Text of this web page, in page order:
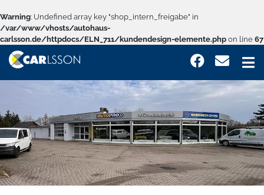
Warning: Undefined array key "shop_intern_freigabe" in
/var/www/vhosts/autohaus-
carlsson.de/httpdocs/ELN_711/kundendesign-elemente.php on line 67